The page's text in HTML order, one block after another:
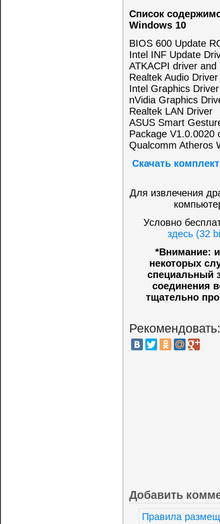
Список
Windows 10
BIOS 600 Update
Intel INF Update
ATKACPI driver
Realtek Audio Driver
Intel Graphics Driver
nVidia Graphics
Realtek LAN Driver
ASUS Smart
Package V1.0.0020
Qualcomm Atheros
Скачать
Для извлечения
Условно
здесь (32
*Внимание:
некоторых
специальный
соединения
тщательно
Добавить
Правила